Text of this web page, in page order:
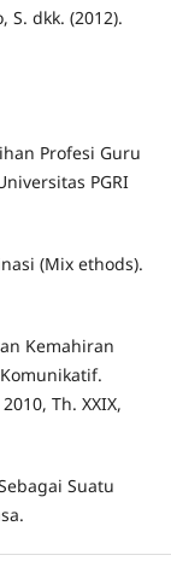
S. dkk. (2012).
Profesi Guru
PGRI
(Mix ethods).
Kemahiran
Th. XXIX,
Suatu